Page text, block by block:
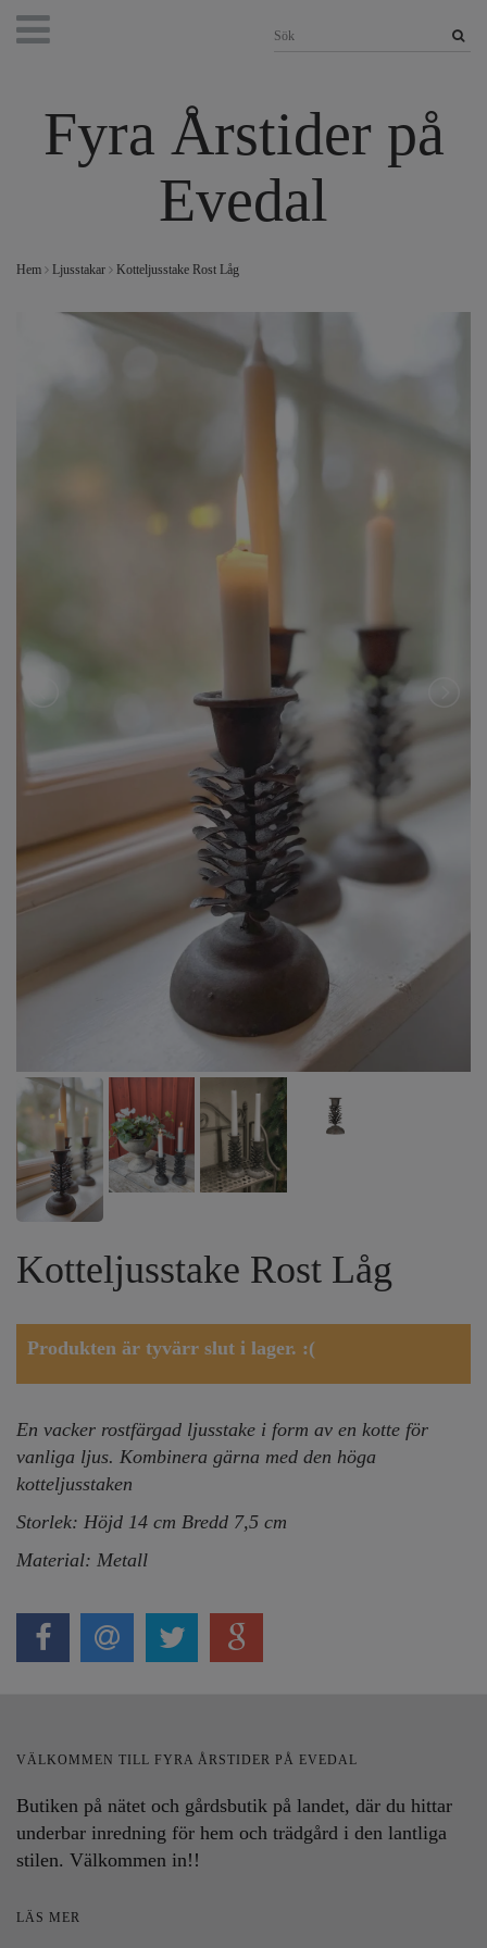
Fyra Årstider på
Evedal
Hem Ljusstakar Kotteljusstake Rost Låg
Kotteljusstake Rost Låg
Produkten är tyvärr slut i lager. :(
En vacker rostfärgad ljusstake i form av en kotte för
vanliga ljus. Kombinera gärna med den höga
kotteljusstaken
Storlek: Höjd 14 cm Bredd 7,5 cm
Material: Metall
VÄLKOMMEN TILL FYRA ÅRSTIDER PÅ EVEDAL
Butiken på nätet och gårdsbutik på landet, där du hittar
underbar inredning för hem och trädgård i den lantliga
stilen. Välkommen in!!
LÄS MER